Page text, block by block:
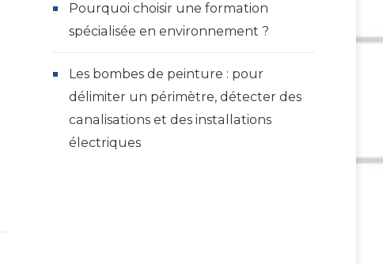
Pourquoi choisir une formation
spécialisée en environnement ?
Les bombes de peinture : pour
délimiter un périmètre, détecter des
canalisations et des installations
électriques